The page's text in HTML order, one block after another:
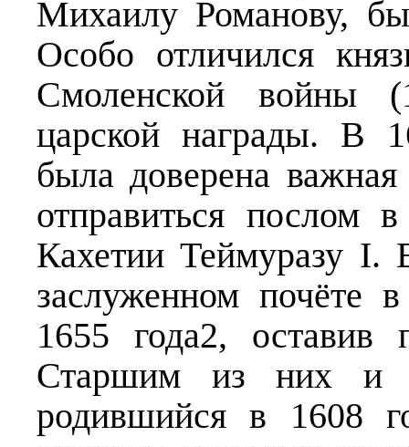
Михаилу Романову,
Особо отличился
Смоленской войны
царской награды. В
была доверена
отправиться
Кахетии Теймуразу I.
заслуженном почёте
1655 года2, оставив
Старшим из них и
родившийся в 1608